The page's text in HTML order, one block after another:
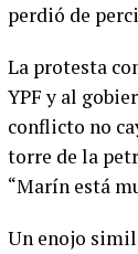
perdió de
La protesta
YPF y al
conflicto no
torre de la
“Marín está
Un enojo